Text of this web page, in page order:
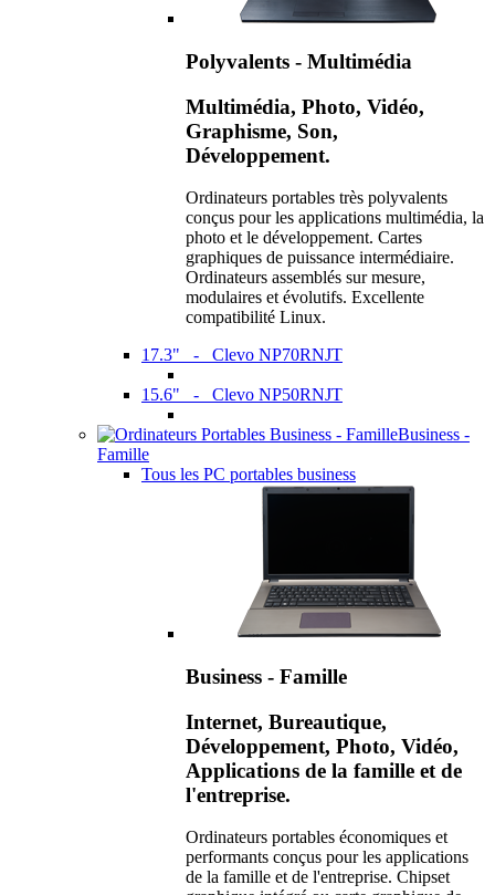
Polyvalents - Multimédia
Multimédia, Photo, Vidéo,
Graphisme, Son,
Développement.
Ordinateurs portables très polyvalents
conçus pour les applications multimédia, la
photo et le développement. Cartes
graphiques de puissance intermédiaire.
Ordinateurs assemblés sur mesure,
modulaires et évolutifs. Excellente
compatibilité Linux.
17.3" - Clevo NP70RNJT
15.6" - Clevo NP50RNJT
Business -
Famille
Tous les PC portables business
Business - Famille
Internet, Bureautique,
Développement, Photo, Vidéo,
Applications de la famille et de
l'entreprise.
Ordinateurs portables économiques et
performants conçus pour les applications
de la famille et de l'entreprise. Chipset